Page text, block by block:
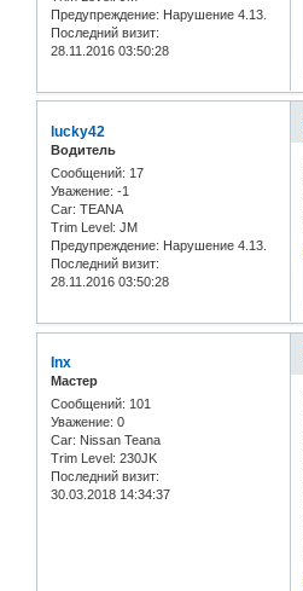
Предупреждение: Нарушение 4.13.
Последний визит:
28.11.2016 03:50:28
lucky42
Водитель
Сообщений: 17
Уважение: -1
Car: TEANA
Trim Level: JM
Предупреждение: Нарушение 4.13.
Последний визит:
28.11.2016 03:50:28
Inx
Мастер
Сообщений: 101
Уважение: 0
Car: Nissan Teana
Trim Level: 230JK
Последний визит:
30.03.2018 14:34:37